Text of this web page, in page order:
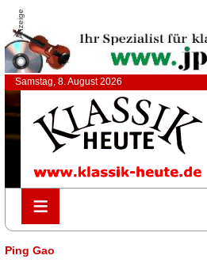
Anzeige
Samstag, 8. August 2026
≡
≡
Ping Gao